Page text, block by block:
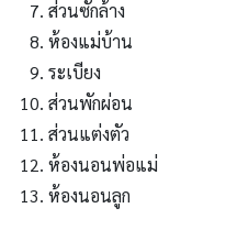
ส่วนซักล้าง
ห้องแม่บ้าน
ระเบียง
ส่วนพักผ่อน
ส่วนแต่งตัว
ห้องนอนพ่อแม่
ห้องนอนลูก